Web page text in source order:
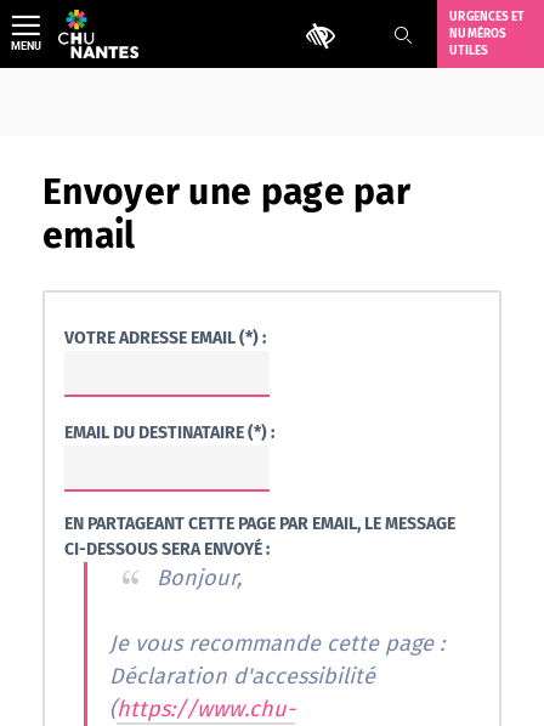
Aller
au
contenu
Outils d'accessibilité
URGENCES ET
NUMÉROS
UTILES
MENU
Envoyer une page par
email
VOTRE ADRESSE EMAIL (*) :
EMAIL DU DESTINATAIRE (*) :
EN PARTAGEANT CETTE PAGE PAR EMAIL, LE MESSAGE
CI-DESSOUS SERA ENVOYÉ :
Bonjour,
Je vous recommande cette page :
Déclaration d'accessibilité
(https://www.chu-